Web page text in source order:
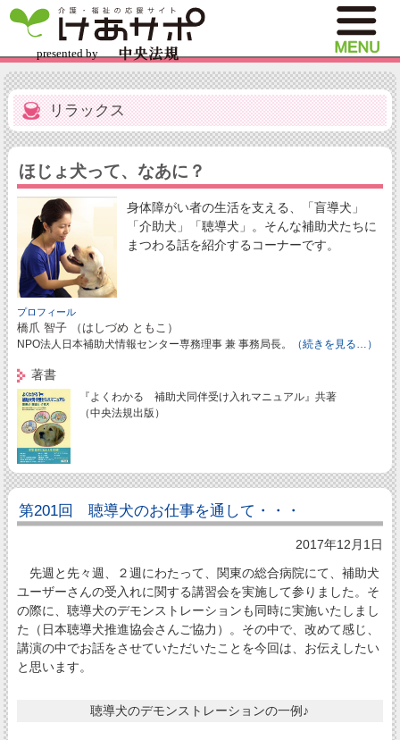
リラックス
ほじょ犬って、なあに？
身体障がい者の生活を支える、「盲導犬」
「介助犬」「聴導犬」。そんな補助犬たちに
まつわる話を紹介するコーナーです。
プロフィール
橋爪 智子 （はしづめ ともこ）
NPO法人日本補助犬情報センター専務理事 兼 事務局長。 （続きを見る…）
著書
『よくわかる 補助犬同伴受け入れマニュアル』共著
（中央法規出版）
第201回 聴導犬のお仕事を通して・・・
2017年12月1日
先週と先々週、２週にわたって、関東の総合病院にて、補助犬
ユーザーさんの受入れに関する講習会を実施して参りました。そ
の際に、聴導犬のデモンストレーションも同時に実施いたしまし
た（日本聴導犬推進協会さんご協力）。その中で、改めて感じ、
講演の中でお話をさせていただいたことを今回は、お伝えしたい
と思います。
聴導犬のデモンストレーションの一例♪